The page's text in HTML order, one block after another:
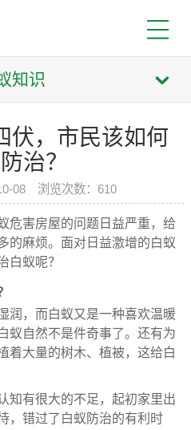
知识
伏，市民该如何
治？
08 浏览次数：610
危害房屋的问题日益严重，给
的麻烦。面对日益激增的白蚁
白蚁呢？
润，而白蚁又是一种喜欢温暖
蚁自然不是件奇事了。还有为
着大量的树木、植被，这给白
知有很大的不足，起初家里出
，错过了白蚁防治的有利时